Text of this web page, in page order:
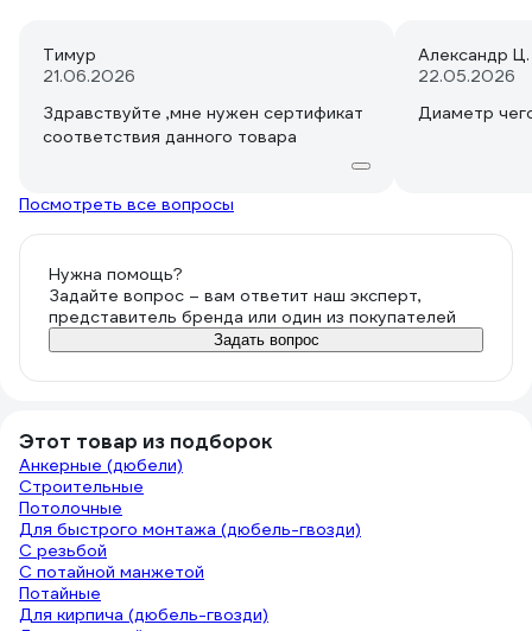
Тимур
21.06.2026
Здравствуйте ,мне нужен сертификат
соответствия данного товара
Александр Ц.
22.05.2026
Диаметр
Посмотреть все вопросы
Нужна помощь?
Задайте вопрос – вам ответит наш эксперт,
представитель бренда или один из покупателей
Задать вопрос
Этот товар из подборок
Анкерные (дюбели)
Строительные
Потолочные
Для быстрого монтажа (дюбель-гвозди)
С резьбой
С потайной манжетой
Потайные
Для кирпича (дюбель-гвозди)